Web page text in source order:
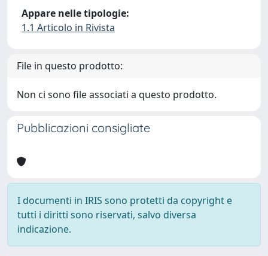
Appare nelle tipologie:
1.1 Articolo in Rivista
File in questo prodotto:
Non ci sono file associati a questo prodotto.
Pubblicazioni consigliate
I documenti in IRIS sono protetti da copyright e
tutti i diritti sono riservati, salvo diversa
indicazione.